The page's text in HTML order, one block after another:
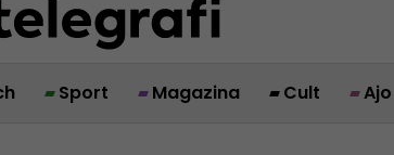
Sport Magazina Cult Ajo